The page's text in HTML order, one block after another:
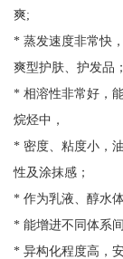
爽;
* 蒸发速度非常快
爽型护肤、护发品；
* 相溶性非常好，
烷烃中，
* 密度、粘度小，
性及涂抹感；
* 作为乳液、醇水
* 能增进不同体系
* 异构化程度高，